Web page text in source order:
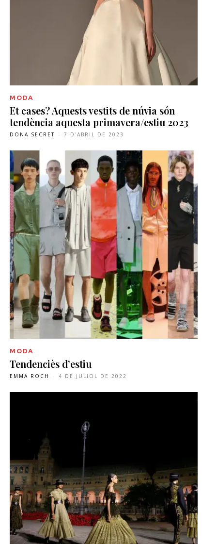
MODA
Et cases? Aquests vestits de núvia són
tendència aquesta primavera/estiu 2023
DONA SECRET - 7 D'ABRIL DE 2023
MODA
Tendenciès d’estiu
EMMA ROCH - 4 DE JULIOL DE 2022